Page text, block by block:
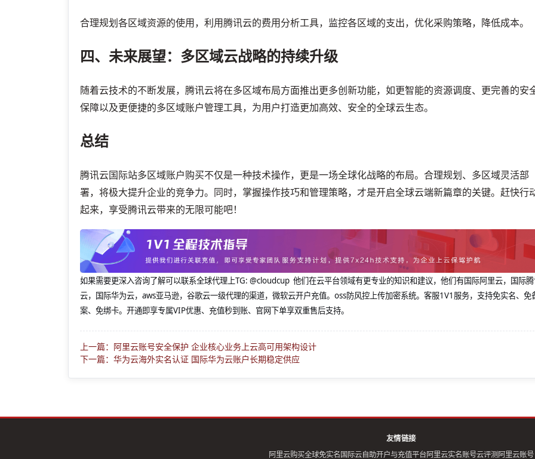
合理规划各区域资源的使用，利用腾讯云的费用分析工具，监控各区域的支出，优化采购策略，降低成本。
四、未来展望：多区域云战略的持续升级
随着云技术的不断发展，腾讯云将在多区域布局方面推出更多创新功能，如更智能的资源调度、更完善的安
保障以及更便捷的多区域账户管理工具，为用户打造更加高效、安全的全球云生态。
总结
腾讯云国际站多区域账户购买不仅是一种技术操作，更是一场全球化战略的布局。合理规划、多区域灵活部
署，将极大提升企业的竞争力。同时，掌握操作技巧和管理策略，才是开启全球云端新篇章的关键。赶快行
起来，享受腾讯云带来的无限可能吧！
如果需要更深入咨询了解可以联系全球代理上TG: @cloudcup 他们在云平台领域有更专业的知识和建议，他们有国际阿里云，国际
云，国际华为云，aws亚马逊，谷歌云一级代理的渠道，微软云开户充值。oss防风控上传加密系统。客服1V1服务，支持免实名、免
案、免绑卡。开通即享专属VIP优惠、充值秒到账、官网下单享双重售后支持。
上一篇：阿里云账号安全保护 企业核心业务上云高可用架构设计
下一篇：华为云海外实名认证 国际华为云账户长期稳定供应
友情链接
阿里云购买全球免实名 国际云自助开户与充值平台阿里云实名账号云评测 阿里云账号